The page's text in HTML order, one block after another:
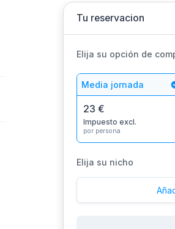
Tu reservacion
Elija su opción de
Media jornada
23 €
Impuesto excl.
por persona
Elija su nicho